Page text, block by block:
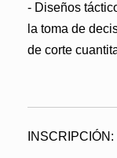
- Diseños
la toma de
de corte
INSCRIPCIÓN :